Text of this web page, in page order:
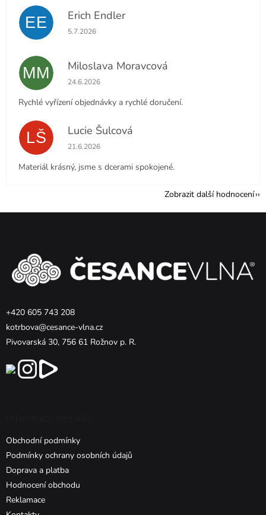
EE Erich Endler
Hodnocení obchodu je 5 z 5 hvězdiček.
5.7.2026
MM Miloslava Moravcová
Hodnocení obchodu je 5 z 5 hvězdiček.
24.6.2026
Rychlé vyřízení objednávky a rychlé doručení.
LŠ Lucie Šulcová
Hodnocení obchodu je 5 z 5 hvězdiček.
21.6.2026
Materiál krásný, jsme s dcerami spokojené.
Zobrazit další hodnocení
Z
+420 605 743 208
kotrbova@cesance-vlna.cz
Pivovarská 30, 756 61 Rožnov p. R.
Obchodní podmínky
Podmínky ochrany osobních údajů
Doprava a platba
Hodnocení obchodu
Reklamace